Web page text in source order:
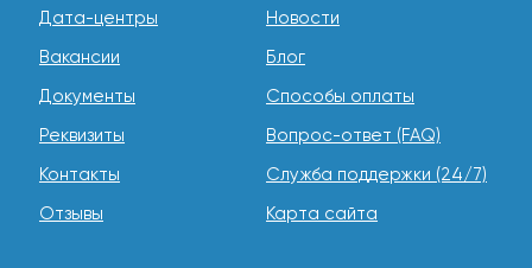
Дата-центры
Вакансии
Документы
Реквизиты
Контакты
Отзывы
Новости
Блог
Способы оплаты
Вопрос-ответ (FAQ)
Служба поддержки (24/7)
Карта сайта